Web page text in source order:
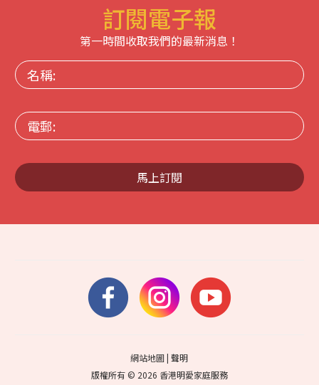
訂閱電子報
第一時間收取我們的最新消息！
名
稱:
電
郵:
馬上訂閱
網站地圖|聲明
版權所有 © 2026 香港明愛家庭服務